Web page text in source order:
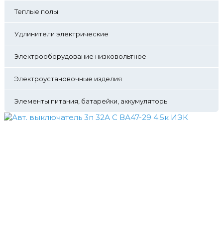
Теплые полы
Удлинители электрические
Электрооборудование низковольтное
Электроустановочные изделия
Элементы питания, батарейки, аккумуляторы